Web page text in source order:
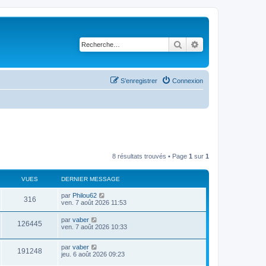
Rechercher
Connexion
S’enregistrer
8 résultats trouvés • Page 1 sur 1
VUES DERNIER MESSAGE
316V
u
D
e
i
e
r
m
e
s
par Philou62
ven. 7 août 2026 11:53
126445
u
D
e
n
i
e
par vaber
ven. 7 août 2026 10:33
191248
D
e
par vaber
jeu. 6 août 2026 09:23